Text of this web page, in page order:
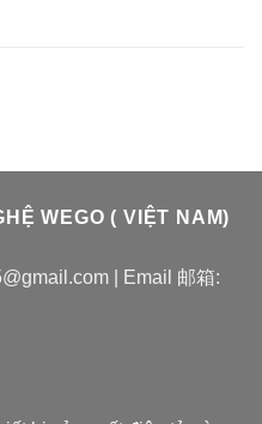
WEGO ( VIỆT NAM)
| Email 邮箱: